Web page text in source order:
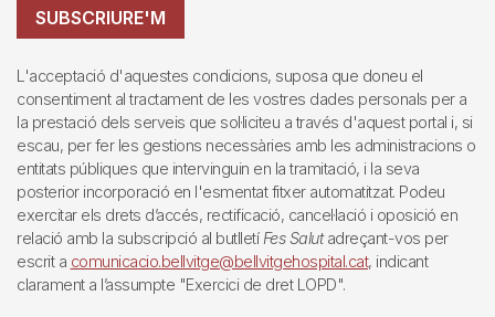
SUBSCRIURE'M
L'acceptació d'aquestes condicions, suposa que doneu el
consentiment al tractament de les vostres dades personals per a
la prestació dels serveis que sol·liciteu a través d'aquest portal i, si
escau, per fer les gestions necessàries amb les administracions o
entitats públiques que intervinguin en la tramitació, i la seva
posterior incorporació en l'esmentat fitxer automatitzat. Podeu
exercitar els drets d’accés, rectificació, cancel·lació i oposició en
relació amb la subscripció al butlletí Fes Salutadreçant-vos per
escrit a comunicacio.bellvitge@bellvitgehospital.cat, indicant
clarament a l’assumpte "Exercici de dret LOPD".